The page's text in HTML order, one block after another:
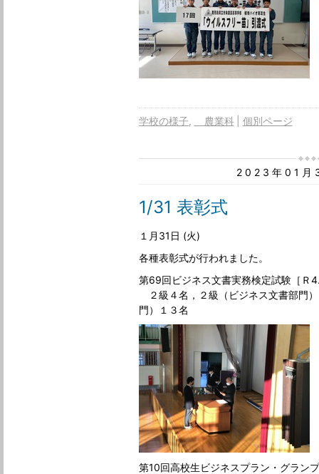
学校の様子 ＿農業科 個別ページ
2023年01月
1/31 表彰式
１月31日 (火)
各種表彰式が行われました。
第69回ビジネス文書実務検定試験［Ｒ
２級４名，２級（ビジネス文書部門
門）１３名
第10回高校生ビジネスプラン・グラン